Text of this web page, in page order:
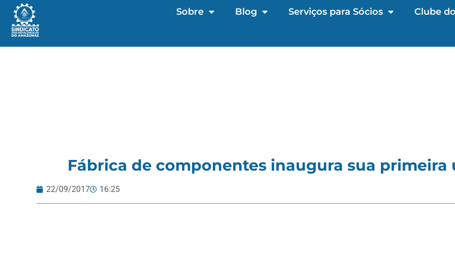
Sobre Blog Serviços para Sócios Clube
Fábrica de componentes inaugura sua primeira
22/09/2017 16:25